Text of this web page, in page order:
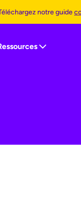
notre guide